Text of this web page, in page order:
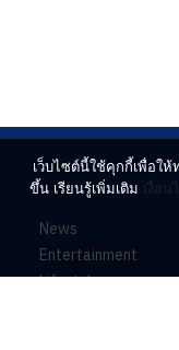
News
Entertainment
Lifestyle
เว็บไซต์นี้ใช้คุกกี้เพื่อใ
ขึ้น เรียนรู้เพิ่มเติม เงื่อ